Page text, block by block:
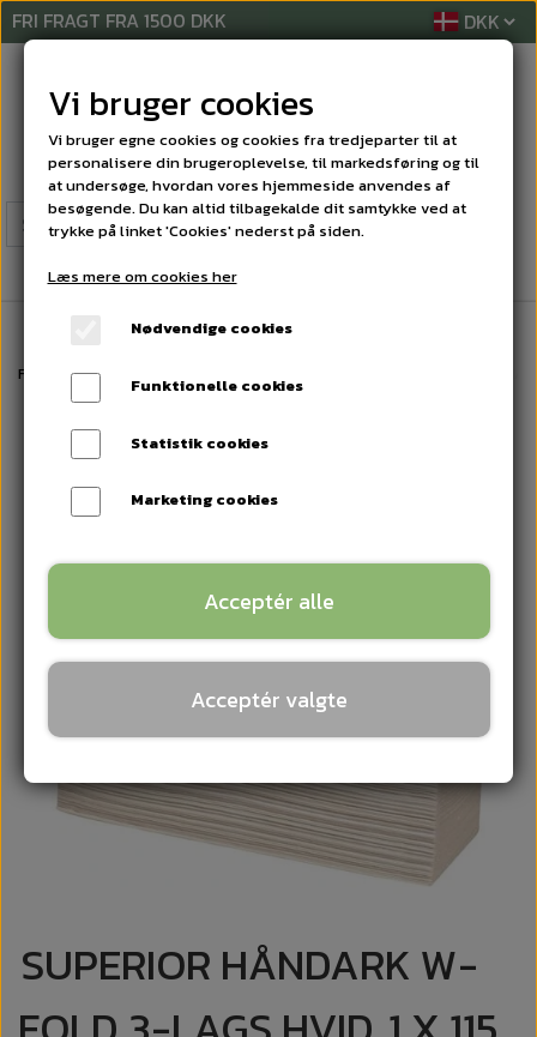
FRI FRAGT FRA 1500 DKK
Forside AFTØRRINGSPAPIR
SUPERIOR HÅNDARK W-
Vi bruger cookies
Vi bruger egne cookies og cookies fra tredjeparter til at
personalisere din brugeroplevelse, til markedsføring og til
at undersøge, hvordan vores hjemmeside anvendes af
besøgende. Du kan altid tilbagekalde dit samtykke ved at
trykke på linket 'Cookies' nederst på siden.
Læs mere om cookies her
Nødvendige cookies
Funktionelle cookies
Statistik cookies
Marketing cookies
Acceptér alle
Acceptér valgte